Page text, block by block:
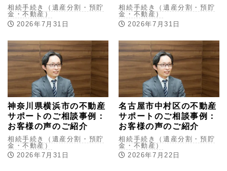
相続手続き（遺産分割・預貯
金・不動産）
2026年7月31日
相続手続き（遺産分割・預貯
金・不動産）
2026年7月31日
神奈川県横浜市の不動産
サポートのご相談事例：
お客様の声のご紹介
相続手続き（遺産分割・預貯
金・不動産）
2026年7月31日
名古屋市中村区の不動産
サポートのご相談事例：
お客様の声のご紹介
相続手続き（遺産分割・預貯
金・不動産）
2026年7月22日